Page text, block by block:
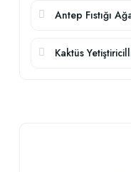
Antep Fıstığı
Kaktüs